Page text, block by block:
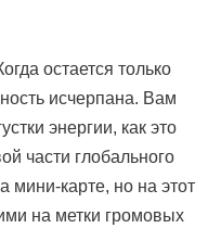
остается только
исчерпана. Вам
энергии, как это
части глобального
мини-карте, но на этот
на метки громовых